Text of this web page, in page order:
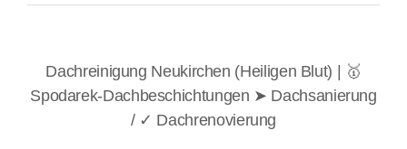
Dachreinigung Neukirchen (Heiligen Blut) | 🥇
Spodarek-Dachbeschichtungen ➤ Dachsanierung
/ ✓ Dachrenovierung